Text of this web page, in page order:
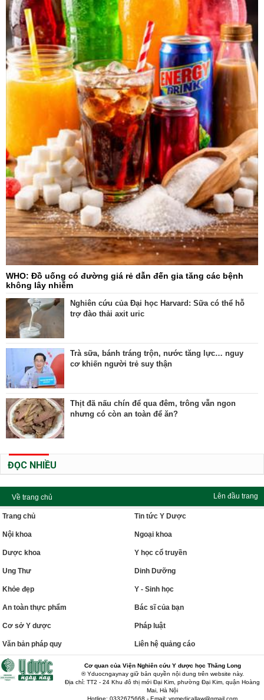
WHO: Đồ uống có đường giá rẻ dẫn đến gia tăng các bệnh
không lây nhiễm
Nghiên cứu của Đại học Harvard: Sữa có thể hỗ
trợ đào thải axit uric
Trà sữa, bánh tráng trộn, nước tăng lực… nguy
cơ khiến người trẻ suy thận
Thịt đã nấu chín để qua đêm, trông vẫn ngon
nhưng có còn an toàn để ăn?
ĐỌC NHIỀU
Về trang chủ Lên đầu trang
Trang chủ Tin tức Y Dược
Nội khoa Ngoại khoa
Dược khoa Y học cổ truyền
Ung Thư Dinh Dưỡng
Khỏe đẹp Y - Sinh học
An toàn thực phẩm Bác sĩ của bạn
Cơ sở Y dược Pháp luật
Văn bản pháp quy Liên hệ quảng cáo
Cơ quan của Viện Nghiên cứu Y dược học Thăng Long
® Yduocngaynay giữ bản quyền nội dung trên website này.
Địa chỉ: TT2 - 24 Khu đô thị mới Đại Kim, phường Đại Kim, quận Hoàng
Mai, Hà Nội
Hotline: 0332675668 - Email: vnmedicallaw@gmail.com